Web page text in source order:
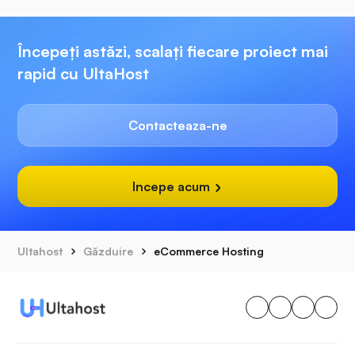
Începeți astăzi, scalați fiecare proiect mai
rapid cu UltaHost
Contacteaza-ne
Incepe acum
Ultahost Găzduire eCommerce Hosting